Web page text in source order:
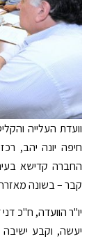
וועדת העלייה
חיפה יונה יהב,
החברה קדישא
קבר – בשונה
יו"ר הוועדה, ח"כ
יעשה, וקבע ישיבה